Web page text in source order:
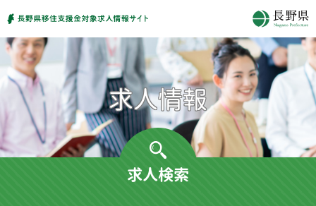
求人検索